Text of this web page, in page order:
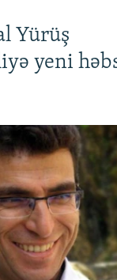
Yürüş
yeni həbs